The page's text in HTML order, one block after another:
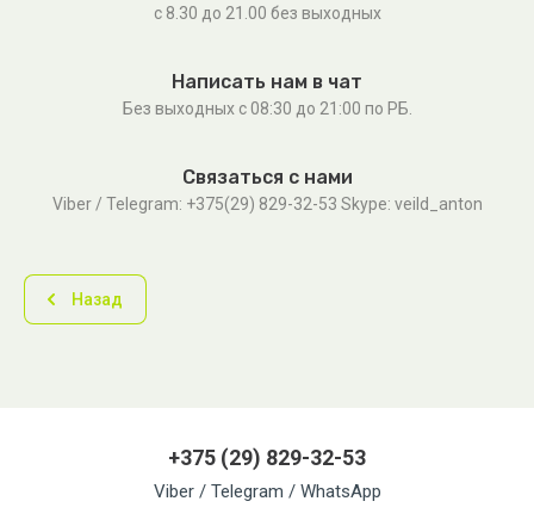
с 8.30 до 21.00 без выходных
Написать нам в чат
Без выходных c 08:30 до 21:00 по РБ.
Связаться с нами
Viber / Telegram: +375(29) 829-32-53 Skype: veild_anton
Назад
+375 (29) 829-32-53
Viber / Telegram / WhatsApp